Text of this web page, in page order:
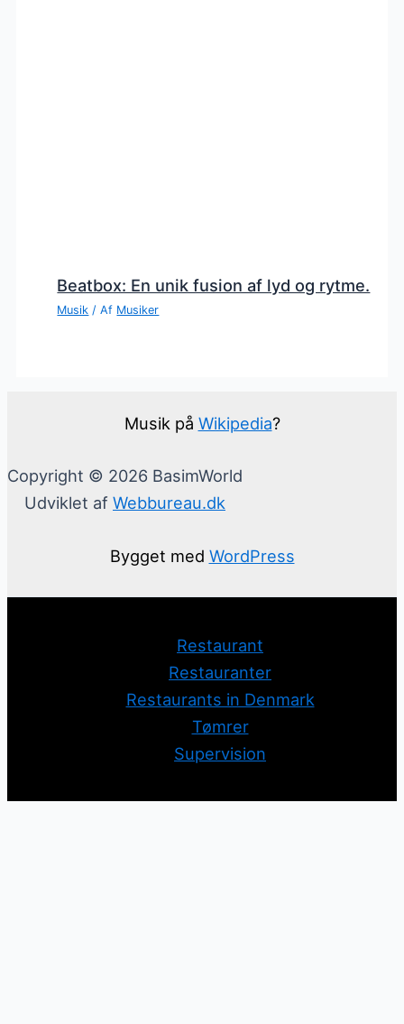
Beatbox: En unik fusion af lyd og rytme.
Musik / Af Musiker
Musik på Wikipedia?
Copyright © 2026 BasimWorld
Udviklet af Webbureau.dk
Bygget med WordPress
Restaurant
Restauranter
Restaurants in Denmark
Tømrer
Supervision